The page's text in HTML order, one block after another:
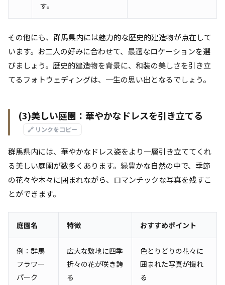
す。
その他にも、群馬県内には魅力的な歴史的建造物が点在して
います。お二人の好みに合わせて、最適なロケーションを選
びましょう。歴史的建造物を背景に、和装の美しさを引き立
てるフォトウェディングは、一生の思い出となるでしょう。
(3)美しい庭園：華やかなドレスを引き立てる
🔗 リンクをコピー
群馬県内には、華やかなドレス姿をより一層引き立ててくれ
る美しい庭園が数多くあります。緑豊かな自然の中で、季節
の花々や木々に囲まれながら、ロマンチックな写真を残すこ
とができます。
庭園名 特徴 おすすめポイント
例：群馬
フラワー
パーク
広大な敷地に四季
折々の花が咲き誇
る
色とりどりの花々に
囲まれた写真が撮れ
る